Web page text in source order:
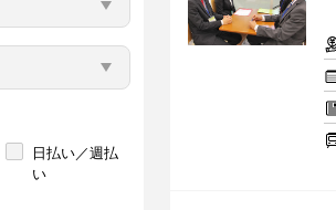
日払い／週払
い